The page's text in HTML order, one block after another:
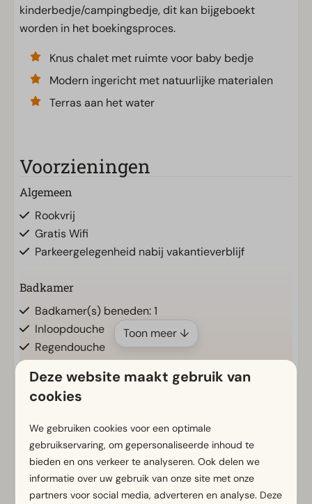
kinderbedje/campingbedje, dit kan bijgeboekt
worden in het boekingsproces.
Knus chalet met ruimte voor baby bedje
Modern ingericht met natuurlijke materialen
Terras aan het water
Voorzieningen
Algemeen
Rookvrij
Gratis Wifi
Parkeergelegenheid nabij vakantieverblijf
Badkamer
Badkamer(s) beneden: 1
Inloopdouche
Regendouche
Buiten
Terras
Tuin
Waterterras
Keuken
Toon meer ↓
Energielabel(s)
Deze website maakt gebruik van
cookies
We gebruiken cookies voor een optimale
gebruikservaring, om gepersonaliseerde inhoud te
bieden en ons verkeer te analyseren. Ook delen we
informatie over uw gebruik van onze site met onze
partners voor social media, adverteren en analyse. Deze